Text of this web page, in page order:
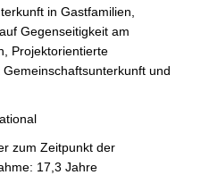
in Gastfamilien,
Gegenseitigkeit am
Projektorientierte
und
zum Zeitpunkt der
17,3 Jahre